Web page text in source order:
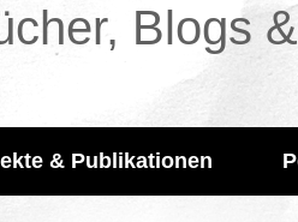
Blogs
& Publikationen